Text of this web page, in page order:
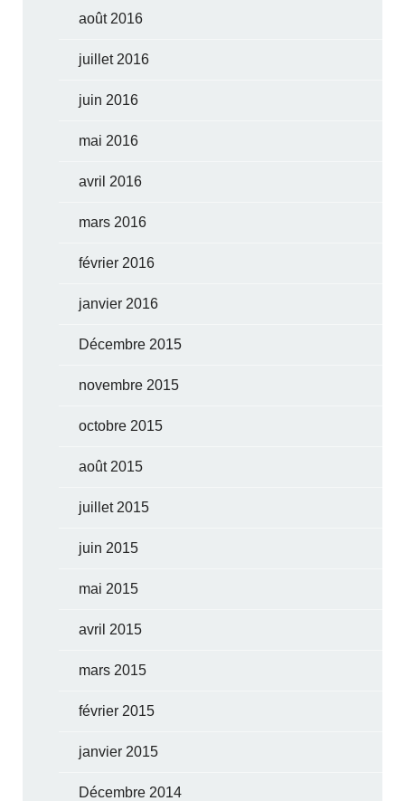
août 2016
juillet 2016
juin 2016
mai 2016
avril 2016
mars 2016
février 2016
janvier 2016
Décembre 2015
novembre 2015
octobre 2015
août 2015
juillet 2015
juin 2015
mai 2015
avril 2015
mars 2015
février 2015
janvier 2015
Décembre 2014